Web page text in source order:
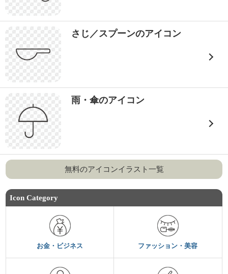
さじ／スプーンのアイコン
雨・傘のアイコン
無料のアイコンイラスト一覧
Icon Category
お金・ビジネス ファッション・美容